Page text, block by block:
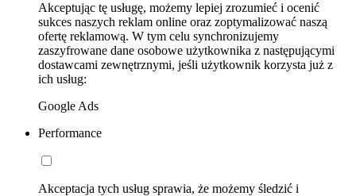
Akceptując tę usługę, możemy lepiej zrozumieć i ocenić
sukces naszych reklam online oraz zoptymalizować naszą
ofertę reklamową. W tym celu synchronizujemy
zaszyfrowane dane osobowe użytkownika z następującymi
dostawcami zewnętrznymi, jeśli użytkownik korzysta już z
ich usług:
Google Ads
Performance
Akceptacja tych usług sprawia, że możemy śledzić i